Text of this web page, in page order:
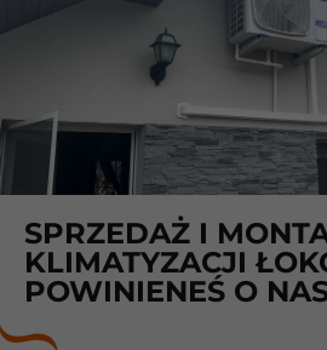
SPRZEDAŻ I
KLIMATYZACJI
POWINIENEŚ O